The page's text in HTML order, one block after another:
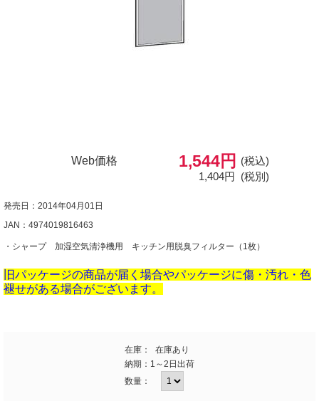
Web価格 1,544円
(税込)
1,404円 (税別)
発売日：2014年04月01日
JAN：4974019816463
・シャープ 加湿空気清浄機用 キッチン用脱臭フィルター（1枚）
旧パッケージの商品が届く場合やパッケージに傷・汚れ・色
褪せがある場合がございます。
在庫：
在庫あり
納期： 1～2日出荷
数量：